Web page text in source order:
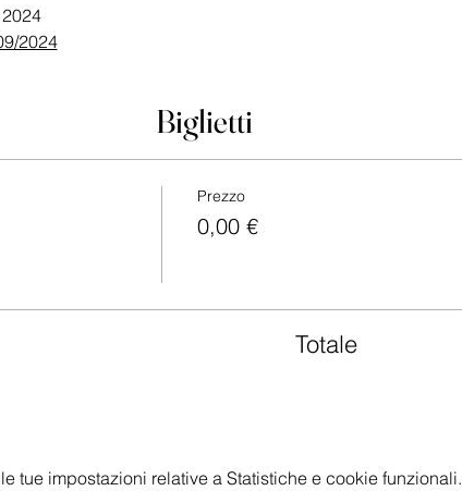
2024
Biglietti
Prezzo
0,00 €
Totale
tue impostazioni relative a Statistiche e cookie funzionali.